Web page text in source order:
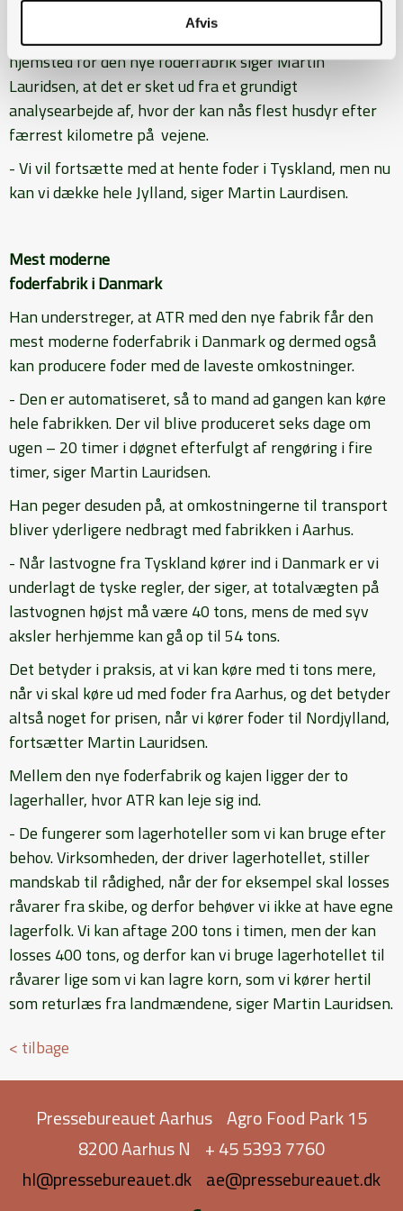
Afvis
Om baggrunden for at det bliver Aarhus, der bliver
hjemsted for den nye foderfabrik siger Martin
Lauridsen, at det er sket ud fra et grundigt
analysearbejde af, hvor der kan nås flest husdyr efter
færrest kilometre på vejene.
- Vi vil fortsætte med at hente foder i Tyskland, men nu
kan vi dække hele Jylland, siger Martin Laurdisen.
Mest moderne
foderfabrik i Danmark
Han understreger, at ATR med den nye fabrik får den
mest moderne foderfabrik i Danmark og dermed også
kan producere foder med de laveste omkostninger.
- Den er automatiseret, så to mand ad gangen kan køre
hele fabrikken. Der vil blive produceret seks dage om
ugen – 20 timer i døgnet efterfulgt af rengøring i fire
timer, siger Martin Lauridsen.
Han peger desuden på, at omkostningerne til transport
bliver yderligere nedbragt med fabrikken i Aarhus.
- Når lastvogne fra Tyskland kører ind i Danmark er vi
underlagt de tyske regler, der siger, at totalvægten på
lastvognen højst må være 40 tons, mens de med syv
aksler herhjemme kan gå op til 54 tons.
Det betyder i praksis, at vi kan køre med ti tons mere,
når vi skal køre ud med foder fra Aarhus, og det betyder
altså noget for prisen, når vi kører foder til Nordjylland,
fortsætter Martin Lauridsen.
Mellem den nye foderfabrik og kajen ligger der to
lagerhaller, hvor ATR kan leje sig ind.
- De fungerer som lagerhoteller som vi kan bruge efter
behov. Virksomheden, der driver lagerhotellet, stiller
mandskab til rådighed, når der for eksempel skal losses
råvarer fra skibe, og derfor behøver vi ikke at have egne
lagerfolk. Vi kan aftage 200 tons i timen, men der kan
losses 400 tons, og derfor kan vi bruge lagerhotellet til
råvarer lige som vi kan lagre korn, som vi kører hertil
som returlæs fra landmændene, siger Martin Lauridsen.
< tilbage
Pressebureauet Aarhus Agro Food Park 15
8200 Aarhus N
+ 45 5393 7760
hl@pressebureauet.dk ae@pressebureauet.dk